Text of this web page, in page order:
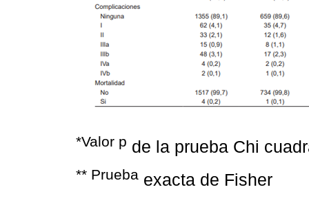
*Valor p de la prueba Chi
** Prueba exacta de Fisher